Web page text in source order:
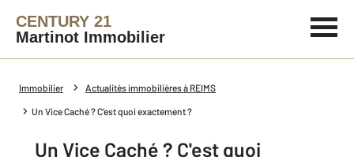
CENTURY 21
Martinot Immobilier
Immobilier Actualités immobilières à REIMS
Un Vice Caché ? C'est quoi exactement ?
Un Vice Caché ? C'est quoi